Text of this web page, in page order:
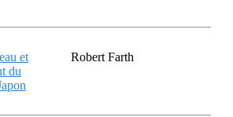
et
du
Robert Farth